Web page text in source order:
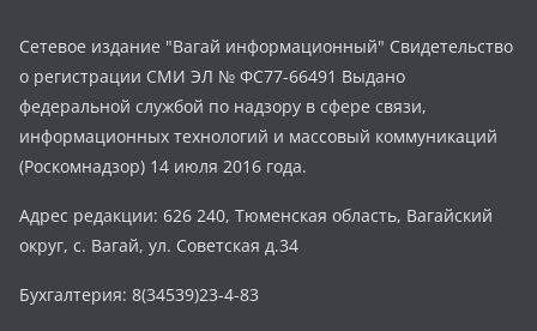
Сетевое издание "Вагай информационный" Свидетельство
о регистрации СМИ ЭЛ № ФС77-66491 Выдано
федеральной службой по надзору в сфере связи,
информационных технологий и массовый коммуникаций
(Роскомнадзор) 14 июля 2016 года.
Адрес редакции: 626 240, Тюменская область, Вагайский
округ, с. Вагай, ул. Советская д.34
Бухгалтерия: 8(34539)23-4-83